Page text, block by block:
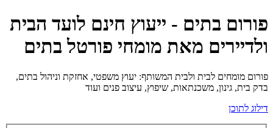
פורום בתים - ייעוץ חינם לועד הבית
ולדיירים מאת מומחי פורטל בתים
פורום מומחים לבית ולבית המשותף: יעוץ משפטי, אחזקת וניהול בתים,
בדק בית, גינון, משכנתאות, שיפוץ, עיצוב פנים ועוד
דילוג לתוכן